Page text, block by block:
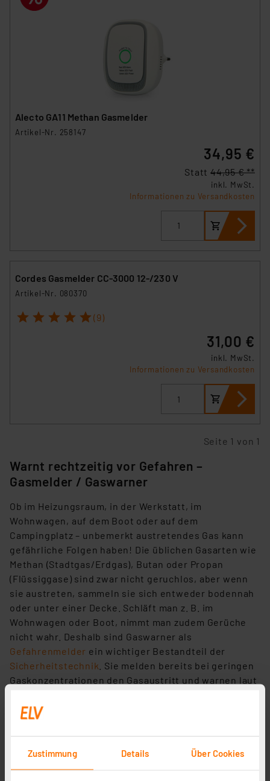
Zustimmung Details Über Cookies
Alecto GA11 Methan Gasmelder
Artikel-Nr. 258147
34,95 €
Statt 44,95 € **
inkl. MwSt.
Informationen zu Versandkosten
Cordes Gasmelder CC-3000 12-/230 V
Artikel-Nr. 080370
1 2 3 4 5 (9)
31,00 €
inkl. MwSt.
Informationen zu Versandkosten
Seite 1 von 1
Warnt rechtzeitig vor Gefahren –
Gasmelder / Gaswarner
Ob im Heizungsraum, in der Werkstatt, im
Wohnwagen, auf dem Boot oder auf dem
Campingplatz – unbemerkt austretendes Gas kann
gefährliche Folgen haben! Die üblichen Gasarten wie
Methan (Stadtgas/Erdgas), Butan oder Propan
(Flüssiggase) sind zwar nicht geruchlos, aber wenn
sie austreten, sammeln sie sich entweder bodennah
oder unter einer Decke. Schläft man z. B. im
Wohnwagen oder Boot, nimmt man zudem Gerüche
nicht wahr. Deshalb sind Gaswarner als
Gefahrenmelder ein wichtiger Bestandteil der
Sicherheitstechnik . Sie melden bereits bei geringen
Gaskonzentrationen den Gasaustritt und warnen laut
eine Zündung kritischen Konzentration.
Manche Gaswarner verfügen zusätzlich über
Alarmanlagen, Schaltaktoren, Absperrventile oder
Warnsender ausgelöst werden können. Ebenso ist